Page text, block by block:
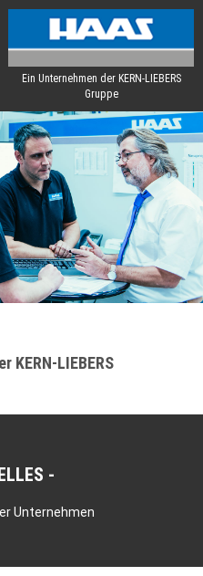
Ein Unternehmen der KERN-LIEBERS
Gruppe
KERN-LIEBERS
Unternehmen